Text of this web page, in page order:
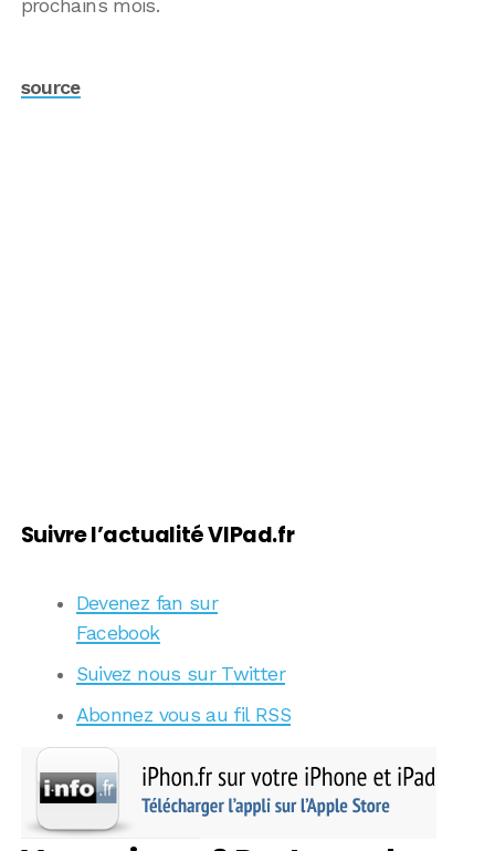
prochains mois.
source
Suivre l’actualité VIPad.fr
Devenez fan sur
Facebook
Suivez nous sur Twitter
Abonnez vous au fil RSS